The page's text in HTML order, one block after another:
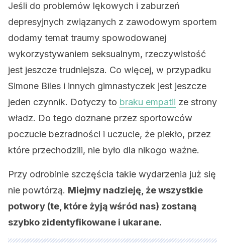
Jeśli do problemów lękowych i zaburzeń
depresyjnych związanych z zawodowym sportem
dodamy temat traumy spowodowanej
wykorzystywaniem seksualnym, rzeczywistość
jest jeszcze trudniejsza. Co więcej, w przypadku
Simone Biles i innych gimnastyczek jest jeszcze
jeden czynnik. Dotyczy to braku empatii ze strony
władz. Do tego doznane przez sportowców
poczucie bezradności i uczucie, że piekło, przez
które przechodzili, nie było dla nikogo ważne.
Przy odrobinie szczęścia takie wydarzenia już się
nie powtórzą. Miejmy nadzieję, że wszystkie
potwory (te, które żyją wśród nas) zostaną
szybko zidentyfikowane i ukarane.